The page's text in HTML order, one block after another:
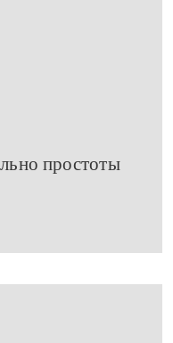
простоты